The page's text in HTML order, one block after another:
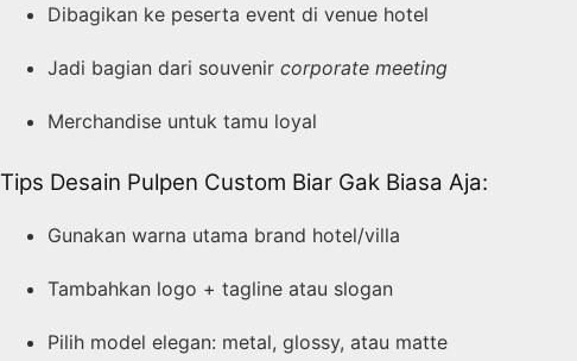
Dibagikan ke peserta event di venue hotel
Jadi bagian dari souvenir corporate meeting
Merchandise untuk tamu loyal
Tips Desain Pulpen Custom Biar Gak Biasa Aja:
Gunakan warna utama brand hotel/villa
Tambahkan logo + tagline atau slogan
Pilih model elegan: metal, glossy, atau matte